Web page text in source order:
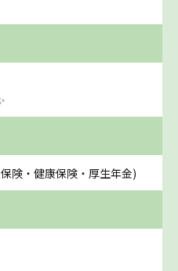
険・健康保険・厚生年金)